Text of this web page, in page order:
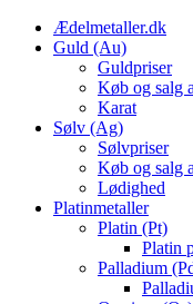
Skip
Ædelmetaller.dk
Guld (Au)
Guldpriser
Køb og salg
Karat
Sølv (Ag)
Sølvpriser
Køb og salg
Lødighed
Platinmetaller
Platin (Pt)
Platin
Palladium